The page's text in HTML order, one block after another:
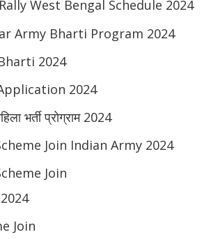
West Bengal Schedule 2024
Army Bharti Program 2024
2024
2024
भर्ती प्रोग्राम 2024
Join Indian Army 2024
Join
Join